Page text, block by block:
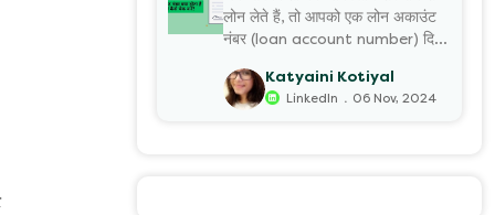
लोन लेते हैं, तो आपको एक लोन अकाउंट
नंबर (loan account number) दिया
Katyaini Kotiyal
LinkedIn . 06 Nov, 2024